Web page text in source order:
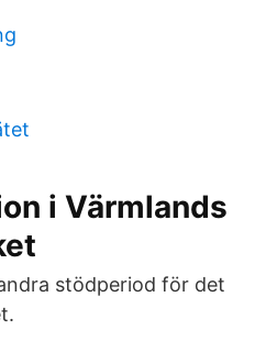
i Värmlands
stödperiod för det